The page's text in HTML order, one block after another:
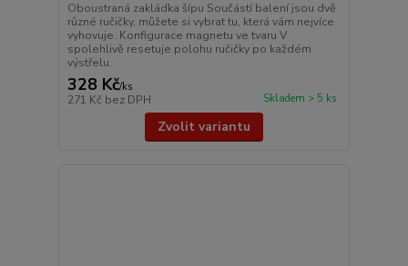
Oboustraná zakládka šípu Součástí balení jsou dvě
různé ručičky, můžete si vybrat tu, která vám nejvíce
vyhovuje. Konfigurace magnetu ve tvaru V
spolehlivě resetuje polohu ručičky po každém
výstřelu.
328 Kč/ks
271 Kč bez DPH Skladem > 5 ks
Zvolit variantu